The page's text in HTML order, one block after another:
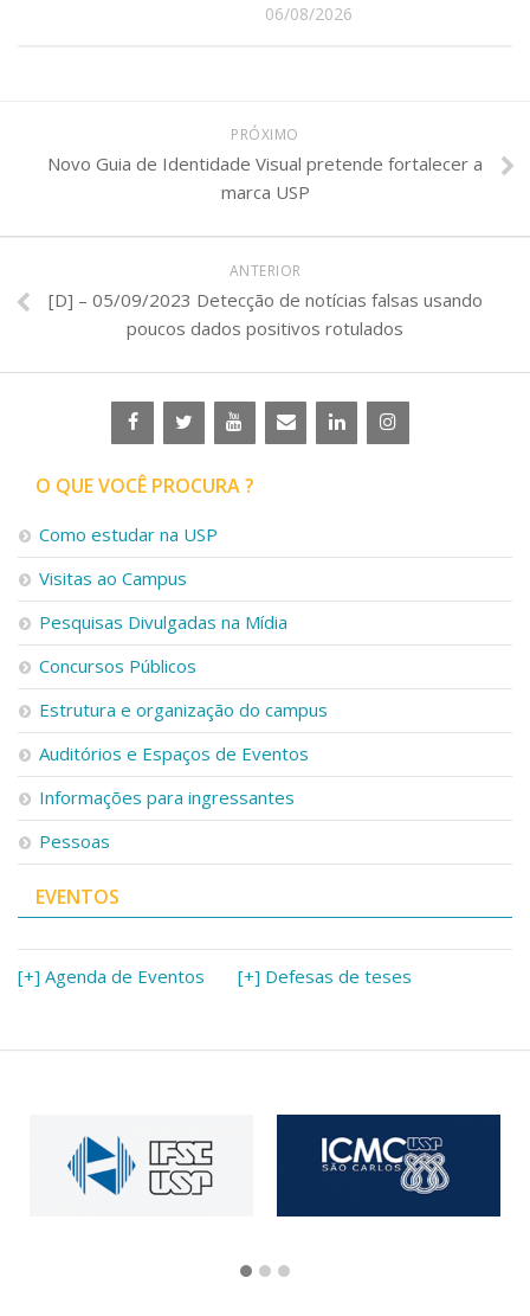
06/08/2026
PRÓXIMO
Novo Guia de Identidade Visual pretende fortalecer a
marca USP
ANTERIOR
[D] – 05/09/2023 Detecção de notícias falsas usando
poucos dados positivos rotulados
O QUE VOCÊ PROCURA ?
Como estudar na USP
Visitas ao Campus
Pesquisas Divulgadas na Mídia
Concursos Públicos
Estrutura e organização do campus
Auditórios e Espaços de Eventos
Informações para ingressantes
Pessoas
EVENTOS
[+] Agenda de Eventos [+] Defesas de teses